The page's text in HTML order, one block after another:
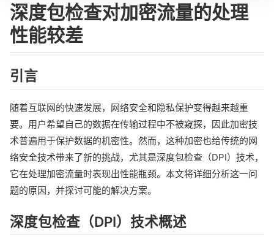
深度包检查对加密流量的处理
性能较差
引言
随着互联网的快速发展，网络安全和隐私保护变得越来越重
要。用户希望自己的数据在传输过程中不被窥探，因此加密技
术普遍用于保护数据的机密性。然而，这种加密也给传统的网
络安全技术带来了新的挑战，尤其是深度包检查（DPI）技术，
它在处理加密流量时表现出性能瓶颈。本文将详细分析这一问
题的原因，并探讨可能的解决方案。
深度包检查（DPI）技术概述